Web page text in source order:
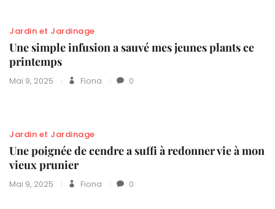
Jardin et Jardinage
Une simple infusion a sauvé mes jeunes plants ce
printemps
Mai 9, 2025 Fiona 0
Jardin et Jardinage
Une poignée de cendre a suffi à redonner vie à mon
vieux prunier
Mai 9, 2025 Fiona 0